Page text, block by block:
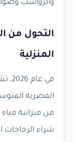
والرواسب وصولاً
التحول من
المنزلية
في
من ميزانية